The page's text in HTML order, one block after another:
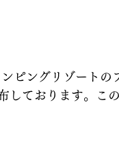
ピングリゾートの
しております。こ